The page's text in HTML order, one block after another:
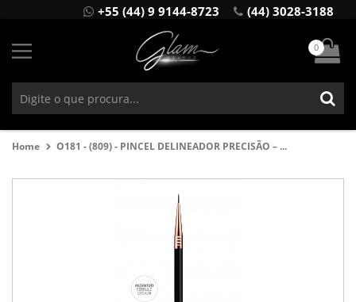
+55 (44) 9 9144-8723 (44) 3028-3188
0
Home O181 - (809) - PINCEL DELINEADOR PRECISÃO – ...